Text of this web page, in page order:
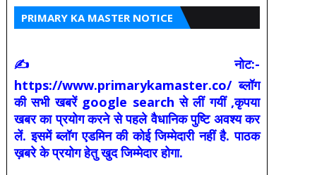
PRIMARY KA MASTER NOTICE
✍ नोट:-
https://www.primarykamaster.co/ ब्लॉग
की सभी खबरें google search से लीं गयीं ,कृपया
खबर का प्रयोग करने से पहले वैधानिक पुष्टि अवश्य कर
लें. इसमें ब्लॉग एडमिन की कोई जिम्मेदारी नहीं है. पाठक
ख़बरे के प्रयोग हेतु खुद जिम्मेदार होगा.